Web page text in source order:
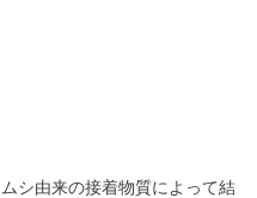
シ由来の接着物質によって結